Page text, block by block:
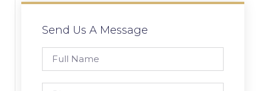
Send Us A Message